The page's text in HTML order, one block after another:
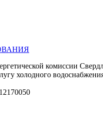
комиссии
холодного